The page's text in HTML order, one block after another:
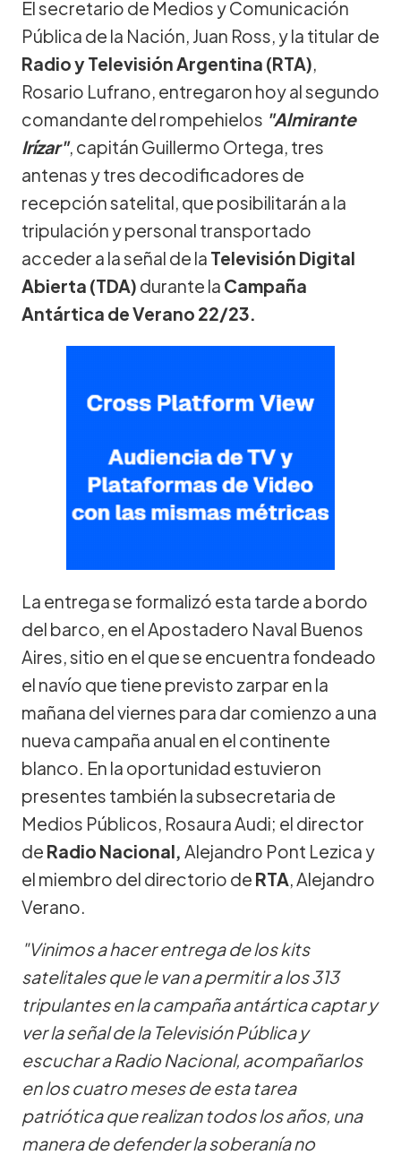
El secretario de Medios y Comunicación
Pública de la Nación, Juan Ross, y la titular de
Radio y Televisión Argentina (RTA),
Rosario Lufrano, entregaron hoy al segundo
comandante del rompehielos "Almirante
Irízar", capitán Guillermo Ortega, tres
antenas y tres decodificadores de
recepción satelital, que posibilitarán a la
tripulación y personal transportado
acceder a la señal de la Televisión Digital
Abierta (TDA) durante la Campaña
Antártica de Verano 22/23.
La entrega se formalizó esta tarde a bordo
del barco, en el Apostadero Naval Buenos
Aires, sitio en el que se encuentra fondeado
el navío que tiene previsto zarpar en la
mañana del viernes para dar comienzo a una
nueva campaña anual en el continente
blanco. En la oportunidad estuvieron
presentes también la subsecretaria de
Medios Públicos, Rosaura Audi; el director
de Radio Nacional, Alejandro Pont Lezica y
el miembro del directorio de RTA, Alejandro
Verano.
"Vinimos a hacer entrega de los kits
satelitales que le van a permitir a los 313
tripulantes en la campaña antártica captar y
ver la señal de la Televisión Pública y
escuchar a Radio Nacional, acompañarlos
en los cuatro meses de esta tarea
patriótica que realizan todos los años, una
manera de defender la soberanía no